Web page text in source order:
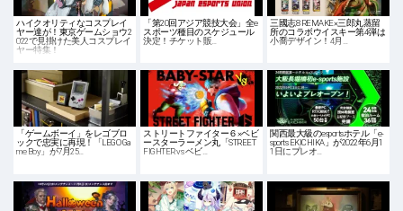
ハイクオリティなコスプレイ
ヤー達が！東京ゲームショウ2
022で見掛けた美人コスプレイ
ヤー特集！
「第20回アジア競技大会」全e
スポーツ種目のスケジュール
決定！チケット販…
三國志8 REMAKE×三郎丸蒸留
所のコラボウイスキー第4弾は
小喬デザイン！4月…
「ゲームボーイ」をレゴブロ
ックで忠実に再現！「LEGO Ga
me Boy」が7月25…
ストリートファイター６×ベビ
ースターラーメン丸「STREET
FIGHTER vs ベビ…
関西最大級のesportsホテル「e-
sports EKICHIKA」が2022年6月1
1日にプレオ…